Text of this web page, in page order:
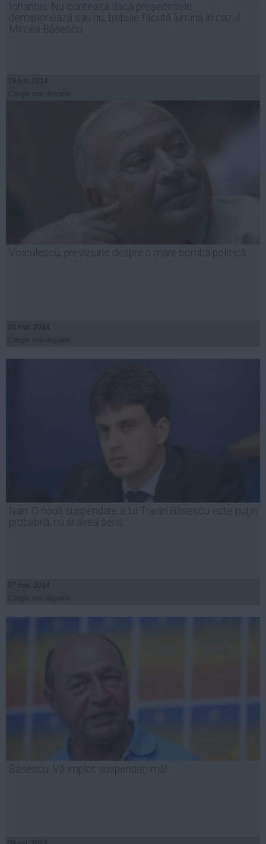
Iohannis: Nu contează dacă preşedintele
demisionează sau nu, trebuie făcută lumină în cazul
Mircea Băsescu
19 iun, 2014
Voiculescu, previziune despre o mare bombă politică
26 mai, 2014
Ivan: O nouă suspendare a lui Traian Băsescu este puţin
probabilă, nu ar avea sens
07 mai, 2014
Băsescu: Vă implor, suspendați-mă!